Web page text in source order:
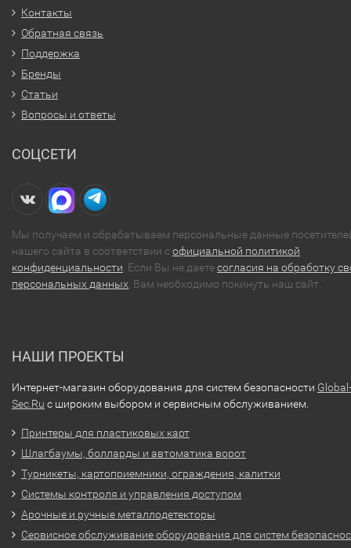
Контакты
Обратная связь
Поддержка
Бренды
Статьи
Вопросы и ответы
СОЦСЕТИ
Мы получаем и обрабатываем персональные данные
нашего сайта в соответствии софициальной политикой
конфиденциальности . Если Вы не даетесогласия на обработку
персональных данных , Вам необходимо покинуть наш сайт.
НАШИ ПРОЕКТЫ
Интернет-магазин оборудования для систем безопасности Global-
Sec.Ru с широким выбором и сервисным обслуживанием.
Принтеры для пластиковых карт
Шлагбаумы, болларды и автоматика ворот
Турникеты, картоприемники, ограждения, калитки
Системы контроля и управления доступом
Арочные и ручные металлодетекторы
Сервисное обслуживание оборудования для систем